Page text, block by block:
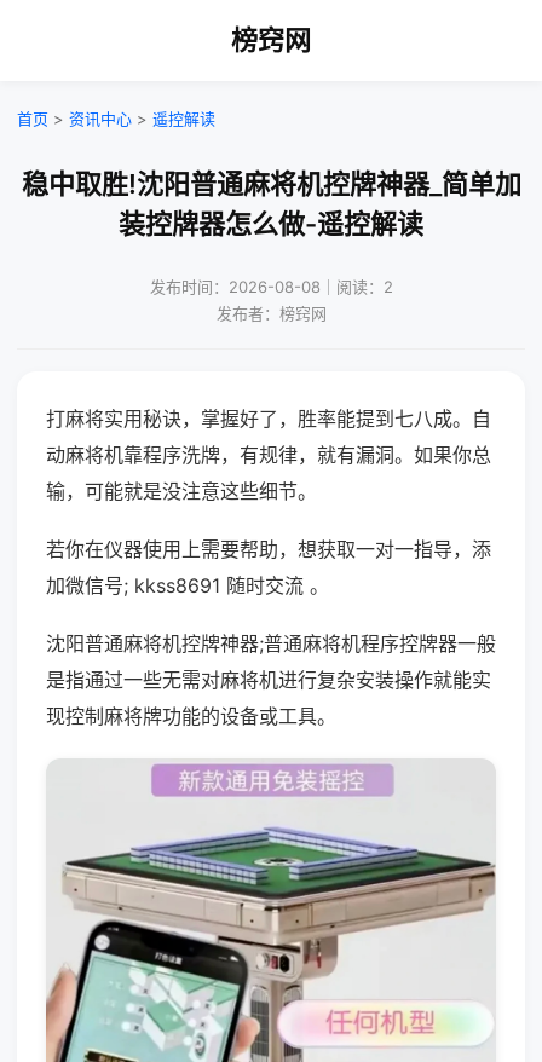
榜窍网
首页 > 资讯中心 > 遥控解读
稳中取胜!沈阳普通麻将机控牌神器_简单加
装控牌器怎么做-遥控解读
发布时间：2026-08-08｜阅读：2
发布者：榜窍网
打麻将实用秘诀，掌握好了，胜率能提到七八成。自
动麻将机靠程序洗牌，有规律，就有漏洞。如果你总
输，可能就是没注意这些细节。
若你在仪器使用上需要帮助，想获取一对一指导，添
加微信号; kkss8691 随时交流 。
沈阳普通麻将机控牌神器;普通麻将机程序控牌器一般
是指通过一些无需对麻将机进行复杂安装操作就能实
现控制麻将牌功能的设备或工具。